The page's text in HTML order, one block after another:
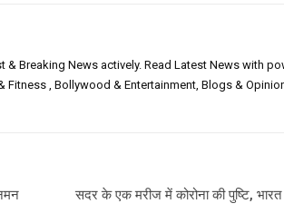
& Breaking News actively. Read Latest News with
Fitness , Bollywood & Entertainment, Blogs &
सदर के एक मरीज में कोरोना की पुष्टि,